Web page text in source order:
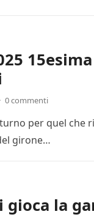
· 0 commenti
per quel che
girone…
gioca la